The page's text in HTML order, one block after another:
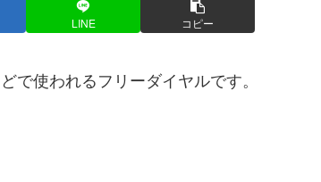
LINE コピー
で使われるフリーダイヤルです。